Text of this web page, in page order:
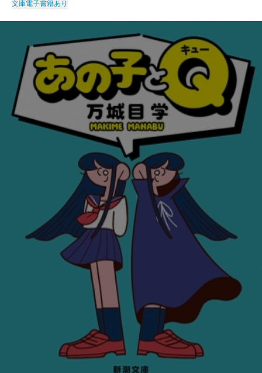
文庫電子書籍あり